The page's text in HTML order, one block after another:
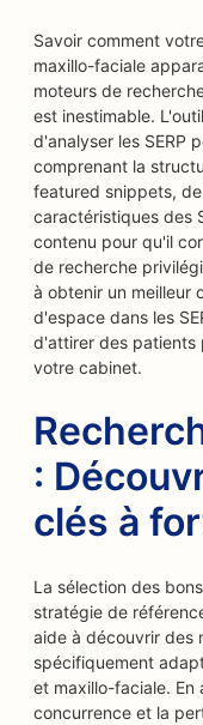
Savoir comment
maxillo-faciale
moteurs de
est inestimable.
d'analyser les SERP
comprenant la
featured snippets,
caractéristiques des
contenu pour qu'il
de recherche
à obtenir un meilleur
d'espace dans les
d'attirer des patients
votre cabinet.
:
clés à
La sélection des
stratégie de
aide à découvrir des
spécifiquement
et maxillo-faciale. En
concurrence et la